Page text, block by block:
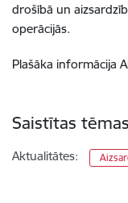
drošībā un
operācijās.
Plašāka informācija
Saistītas tēmas
Aktualitātes: